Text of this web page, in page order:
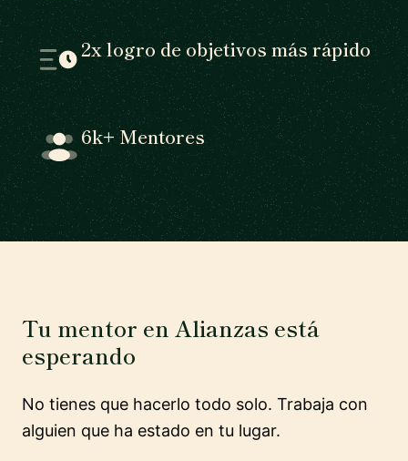
2x logro de objetivos más rápido
6k+ Mentores
Tu mentor en Alianzas está
esperando
No tienes que hacerlo todo solo. Trabaja con
alguien que ha estado en tu lugar.